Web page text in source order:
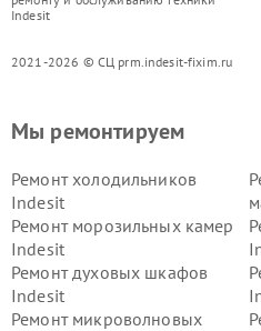
Indesit
2021-2026 © СЦ prm.indesit-fixim.ru
Мы ремонтируем
Ремонт холодильников
Indesit
Ремонт морозильных камер
Indesit
Ремонт духовых шкафов
Indesit
Ремонт микроволновых